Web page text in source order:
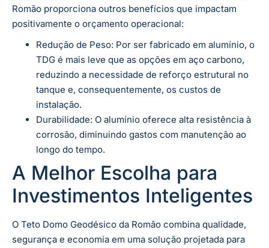
Romão proporciona outros benefícios que impactam
positivamente o orçamento operacional:
Redução de Peso: Por ser fabricado em alumínio, o
TDG é mais leve que as opções em aço carbono,
reduzindo a necessidade de reforço estrutural no
tanque e, consequentemente, os custos de
instalação.
Durabilidade: O alumínio oferece alta resistência à
corrosão, diminuindo gastos com manutenção ao
longo do tempo.
A Melhor Escolha para
Investimentos Inteligentes
O Teto Domo Geodésico da Romão combina qualidade,
segurança e economia em uma solução projetada para